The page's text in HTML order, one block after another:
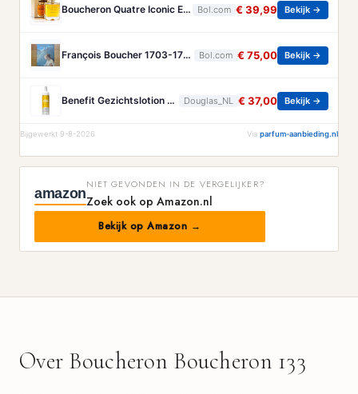
Boucheron Quatre Iconic Eau de Parfum - 100ml Bol.com € 39,99 Bekijk →
François Boucher 1703-1770 - Brandt, Christa Bol.com € 75,00 Bekijk →
Benefit Gezichtslotion The POREfessional Gezichtstoner Unisex 133ml Douglas_NL € 37,00 Bekijk →
Bijgewerkt 9-8-2026 Via parfum-aanbieding.nl
amazon
NIET GEVONDEN IN DE VERGELIJKER?
Zoek ook op Amazon.nl
Bekijk op Amazon →
Over Boucheron Boucheron 133